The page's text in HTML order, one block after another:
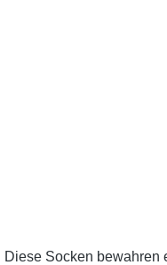
Socken bewahren